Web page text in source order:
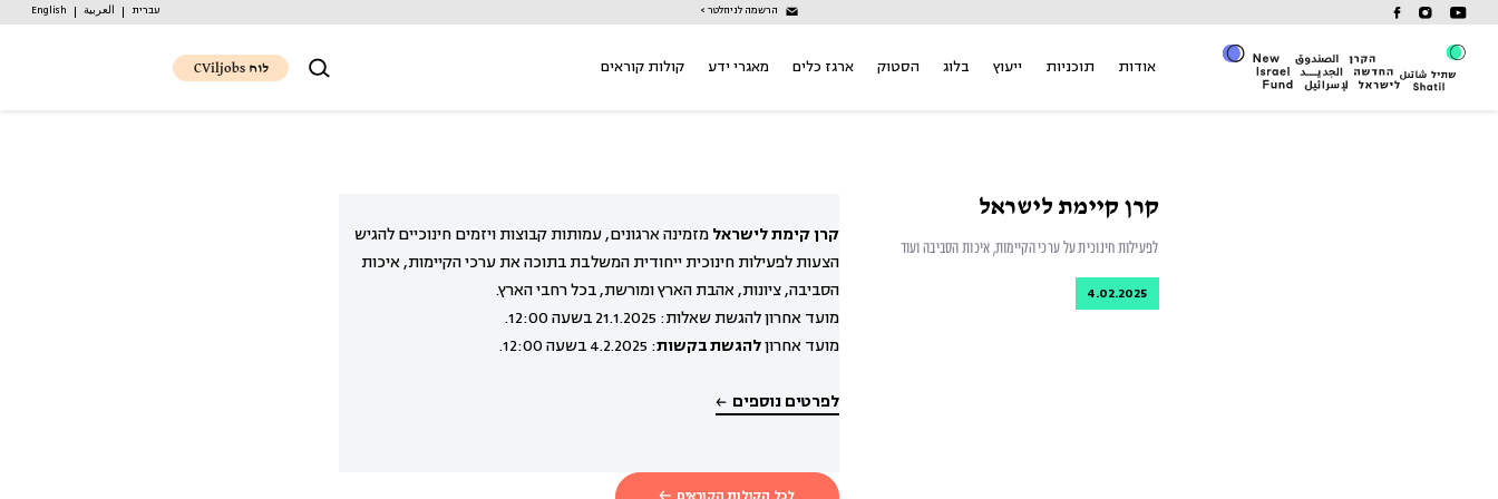
content
הרשמה לניוזלטר > עברית العربية English
אודות תוכניות ייעוץ בלוג הסטוק ארגז כלים מאגרי ידע קולות קוראים לוח CViljobs
קרן קיימת לישראל
לפעילות חינוכית על ערכי הקיימות, איכות הסביבה ועוד
4.02.2025
קרן קימת לישראל מזמינה ארגונים, עמותות קבוצות ויזמים חינוכיים להגיש
הצעות לפעילות חינוכית ייחודית המשלבת בתוכה את ערכי הקיימות, איכות
הסביבה, ציונות, אהבת הארץ ומורשת, בכל רחבי הארץ.
מועד אחרון להגשת שאלות: 21.1.2025 בשעה 12:00.
מועד אחרוןלהגשת בקשות: 4.2.2025 בשעה 12:00.
לפרטים נוספים